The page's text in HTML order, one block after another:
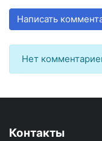
Написать
Нет
Контакты